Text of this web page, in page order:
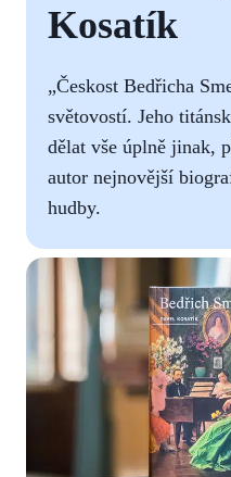
Kosatík
„Českost Bedřicha
světovostí. Jeho
dělat vše úplně jinak,
autor nejnovější
hudby.